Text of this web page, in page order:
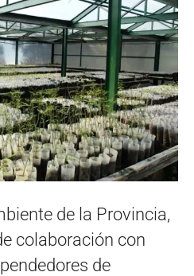
de la Provincia,
colaboración con
de